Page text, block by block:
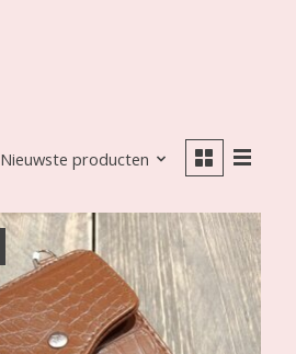
Nieuwste producten